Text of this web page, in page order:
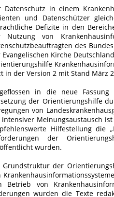
Datenschutz in einem
und Datenschützer
Defizite in den
Nutzung von
des
Evangelischen Kirche
in der Version 2 mit Stand März
in die neue
der Orientierungshilfe
von
intensiver Meinungsaustausch
Hilfestellung die
der
wurden.
Grundstruktur der
Betrieb von
wurden die Texte